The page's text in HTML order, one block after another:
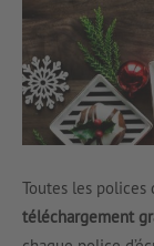
Toutes les polices
téléchargement